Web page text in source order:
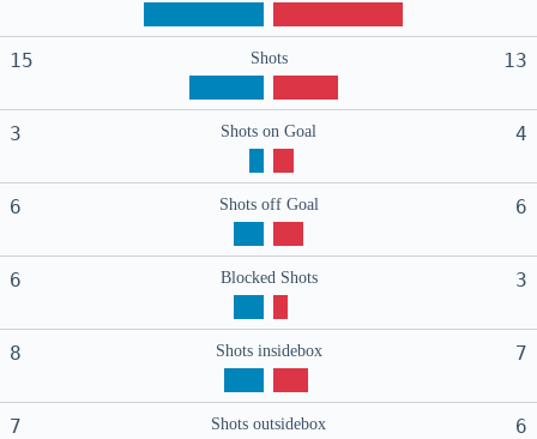
15 Shots 13
3 Shots on Goal 4
6 Shots off Goal 6
6 Blocked Shots 3
8 Shots insidebox 7
7 Shots outsidebox 6